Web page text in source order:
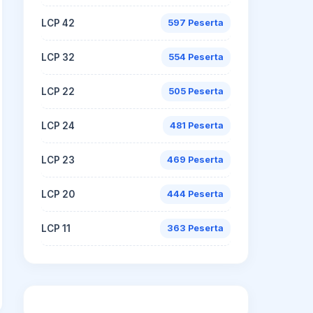
LCP 42 597 Peserta
LCP 32 554 Peserta
LCP 22 505 Peserta
LCP 24 481 Peserta
LCP 23 469 Peserta
LCP 20 444 Peserta
LCP 11 363 Peserta